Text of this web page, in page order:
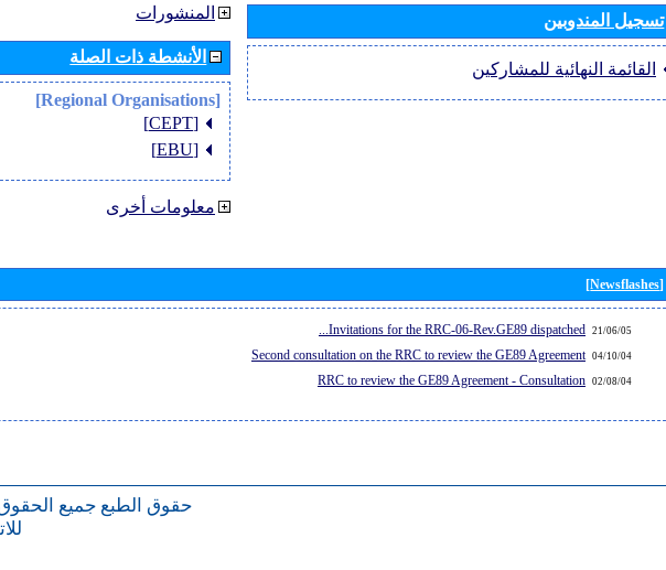
المنشورات
الأنشطة ذات الصلة
[Regional Organisations]
[CEPT]
[EBU]
معلومات أخرى
تسجيل المندوبين
القائمة النهائية للمشاركين
[Newsflashes]
21/06/05
Invitations for the RRC-06-Rev.GE89 dispatched...
04/10/04
Second consultation on the RRC to review the GE89 Agreement
02/08/04
RRC to review the GE89 Agreement - Consultation
حقوق الطبع جميع